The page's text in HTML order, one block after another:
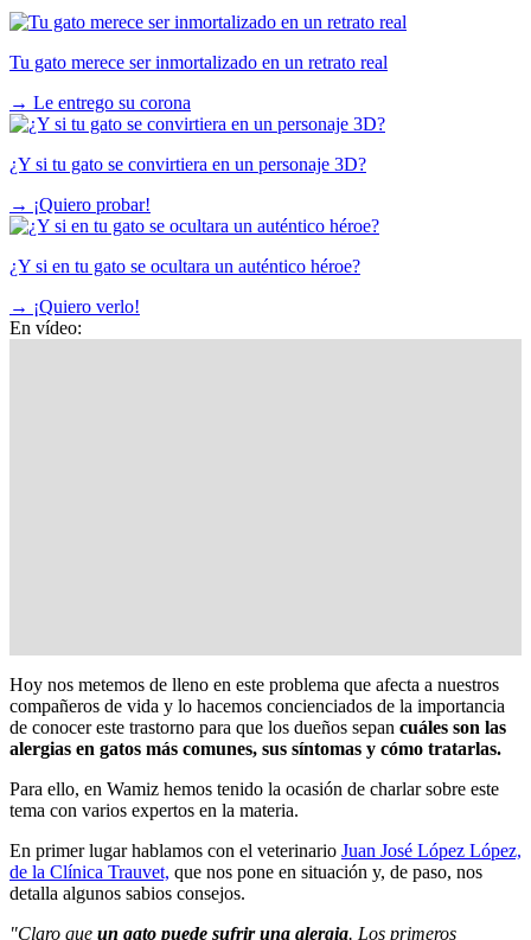
Tu gato merece ser inmortalizado en un retrato real
→ Le entrego su corona
¿Y si tu gato se convirtiera en un personaje 3D?
→ ¡Quiero probar!
¿Y si en tu gato se ocultara un auténtico héroe?
→ ¡Quiero verlo!
En vídeo:
Hoy nos metemos de lleno en este problema que afecta a nuestros
compañeros de vida y lo hacemos concienciados de la importancia
de conocer este trastorno para que los dueños sepan cuáles son las
alergias en gatos más comunes, sus síntomas y cómo tratarlas.
Para ello, en Wamiz hemos tenido la ocasión de charlar sobre este
tema con varios expertos en la materia.
En primer lugar hablamos con el veterinario Juan José López López,
de la Clínica Trauvet, que nos pone en situación y, de paso, nos
detalla algunos sabios consejos.
"Claro que un gato puede sufrir una alergia. Los primeros